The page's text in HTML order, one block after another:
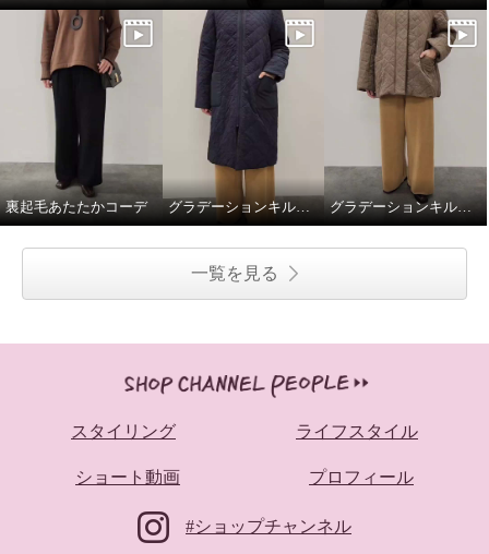
裏起毛あたたかコーデ グラデーションキルトロングコート グラデーションキルトミドル丈コート
一覧を見る
スタイリング ライフスタイル
ショート動画 プロフィール
#ショップチャンネル